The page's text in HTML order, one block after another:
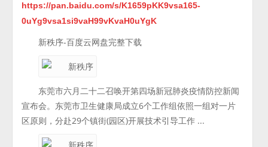
https://pan.baidu.com/s/K1659pKK9vsa165-
0uYg9vsa1si9vaH99vKvaH0uYgK
新秩序-百度云网盘完整下载
东莞市六月二十二召唤开第四场新冠肺炎疫情防控新闻
宣布会。东莞市卫生健康局成立6个工作组依照一组对一片
区原则，分赴29个镇街(园区)开展技术引导工作 ...